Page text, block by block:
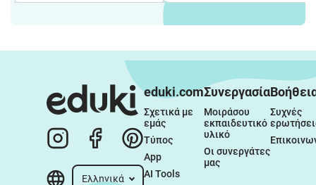
Ελληνικά
eduki.com
Σχετικά με
εμάς
Τύπος
App
AI Tools
Συνεργασία
Μοιράσου
εκπαιδευτικό
υλικό
Οι συνεργάτες
μας
Συχνές